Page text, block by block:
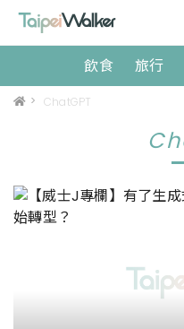
飲食 旅行
> ChatGPT